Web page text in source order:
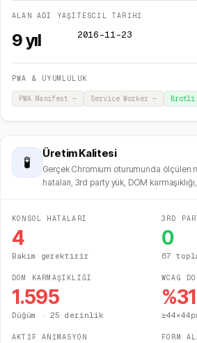
ALAN ADI YAŞI
9yıl
TESCİL TARİHİ
2016-11-23
PWA & UYUMLULUK
PWA Manifest— Service Worker —
🧪
Üretim Kalitesi
Gerçek Chromium oturumunda ölçülen
hataları, 3rd party yük, DOM
KONSOL HATALARI
4
Bakım gerektirir
3RD
0
67
DOM KARMAŞIKLIĞI
1.595
Düğüm · 25 derinlik
WCAG
%31
AKTİF ANİMASYON FORM